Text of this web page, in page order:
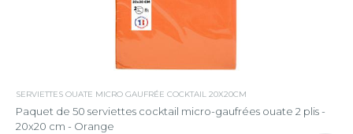
SERVIETTES OUATE MICRO GAUFRÉE COCKTAIL 20X20CM
Paquet de 50 serviettes cocktail micro-gaufrées ouate 2 plis -
20x20 cm - Orange